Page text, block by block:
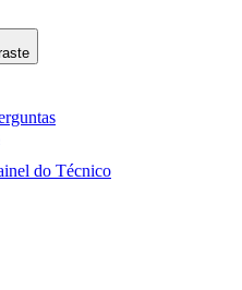
do Técnico